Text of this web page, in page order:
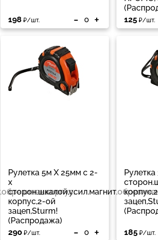
198 ₽/шт. - +
125 ₽/шт.
Рулетка 5м Х 25мм с 2-
х
корпус,2-ой
зацеп,Sturm!
(Распродажа)
290 ₽/шт. - + 185 ₽/шт.